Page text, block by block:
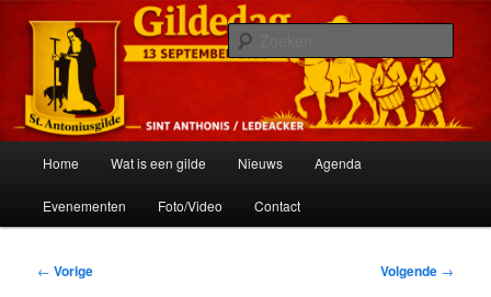
inhoudSt. Antoniusgilde
Het schuttersgilde van St. Anthonis
Home Wat is een gilde Nieuws Agenda
Evenementen Foto/Video Contact
Bericht
← Vorige Volgende →